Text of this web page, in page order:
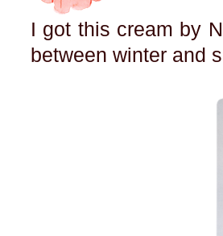
I got this cream by
between winter and